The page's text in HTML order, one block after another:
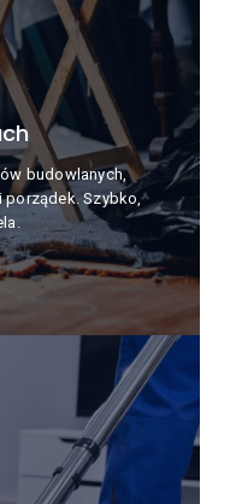
budowlanych,
porządek. Szybko,